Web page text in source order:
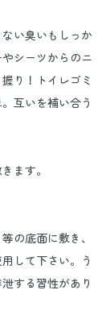
い臭いもしっか
シーツからのニ
り！トイレゴミ
互いを補い合う
ます。
の底面に敷き、
して下さい。う
する習性があり